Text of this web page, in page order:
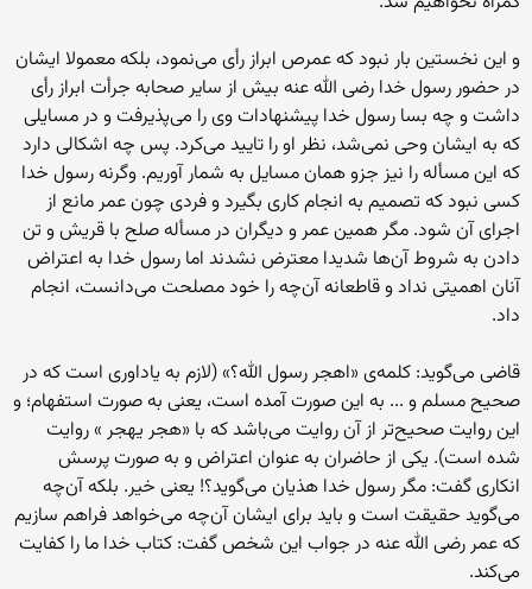
و این نخستین بار نبود که عمرص ابراز رأی می‌نمود، بلکه معمولا ایشان
در حضور رسول خدا رضی الله عنه بیش از سایر صحابه جرأت ابراز رأی
داشت و چه بسا رسول خدا پیشنهادات وی را می‌پذیرفت و در مسايلی
که به ایشان وحی نمی‌شد، نظر او را تایید می‌کرد. پس چه اشکالی دارد
که این مسأله را نیز جزو همان مسايل به شمار آوریم. وگرنه رسول خدا
کسی نبود که تصمیم به انجام کاری بگیرد و فردی چون عمر مانع از
اجرای آن شود. مگر همین عمر و دیگران در مسأله صلح با قریش و تن
دادن به شروط آن‌ها شدیدا معترض نشدند اما رسول خدا به اعتراض
آنان اهمیتی نداد و قاطعانه آن‌چه‌ را خود مصلحت می‌دانست، انجام
داد.
قاضی می‌گوید: کلمه‌ی «اهجر رسول الله‌؟» (لازم به‌ یاداوری است که‌ در
صحیح مسلم و ... به‌ این صورت آمده‌ است، یعنی به‌ صورت استفهام؛ و
این روایت صحیح‌تر از آن روایت می‌باشد که‌ با «هجر یهجر » روایت
شده‌ است). یکی از حاضران به عنوان اعتراض و به صورت پرسش
انکاری گفت: مگر رسول خدا هذیان می‌گوید؟! یعنی خیر. بلکه آن‌چه‌
می‌گوید حقیقت است و باید برای ایشان آن‌چه‌ می‌خواهد فراهم سازیم
که عمر رضی الله عنه در جواب این شخص گفت: کتاب خدا ما را کفایت
می‌کند.